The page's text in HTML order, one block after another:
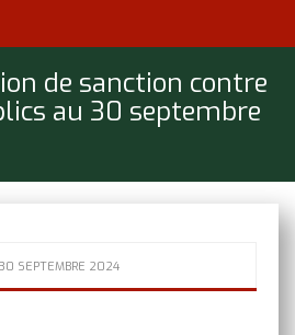
de sanction contre
au 30 septembre
30 SEPTEMBRE 2024